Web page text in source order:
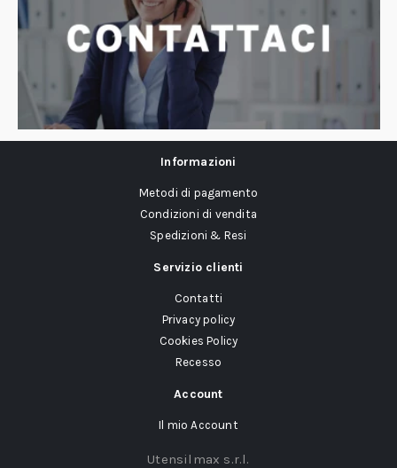
Informazioni
Metodi di pagamento
Condizioni di vendita
Spedizioni & Resi
Servizio clienti
Contatti
Privacy policy
Cookies Policy
Recesso
Account
Il mio Account
Utensilmax s.r.l.